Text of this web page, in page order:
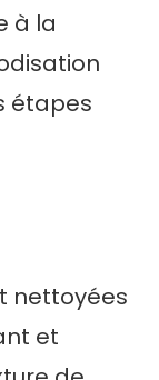
à la
étapes
nettoyées
et